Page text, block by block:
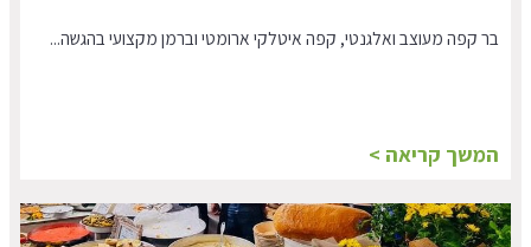
בר קפה מעוצב ואלגנטי, קפה איטלקי ארומטי וברמן מקצועי בהגשה...
המשך קריאה >